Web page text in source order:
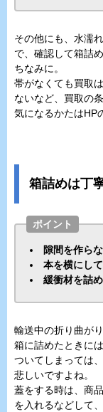
その他にも、水濡
で、確認して箱詰
ちなみに。
帯がなくても買取
ないなど、買取の
気になるかたはHP
箱詰めは丁
ポイント
隙間を作ら
本を横にし
緩衝材を詰
輸送中の折り曲が
箱に詰めたときに
ついてしまっては、
悲しいですよね。
蓋をする時は、商
を入れるなどして、